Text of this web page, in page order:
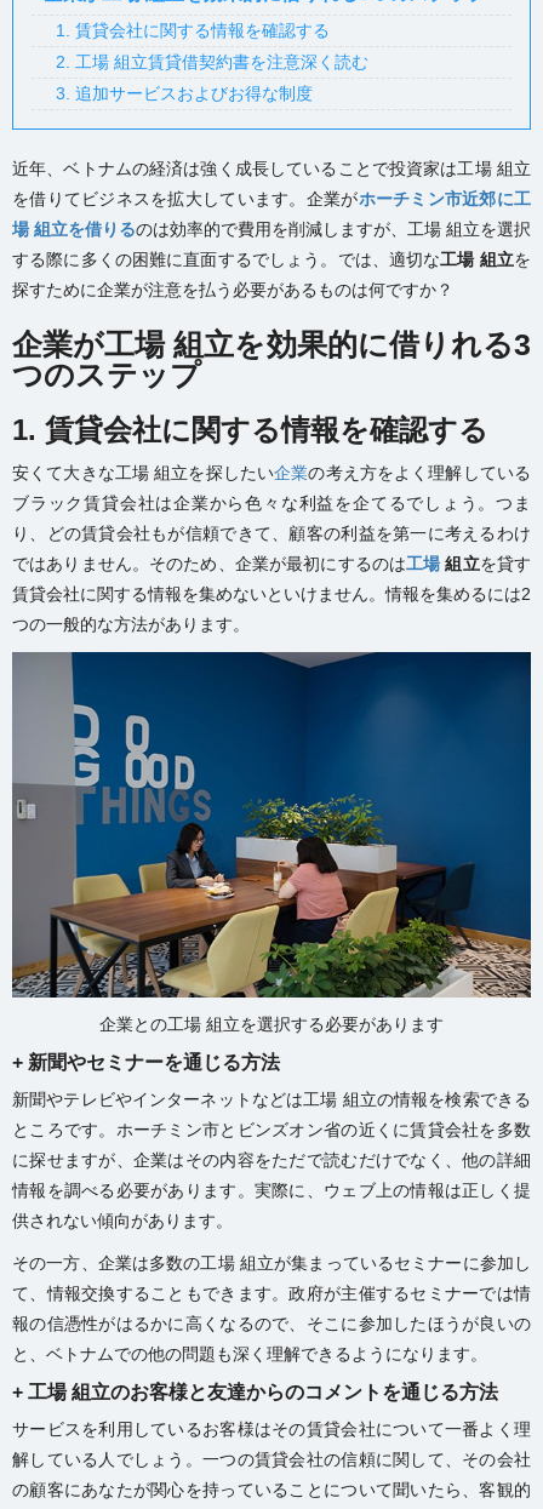
1. 賃貸会社に関する情報を確認する
2. 工場 組立賃貸借契約書を注意深く読む
3. 追加サービスおよびお得な制度
近年、ベトナムの経済は強く成長していることで投資家は工場 組立
を借りてビジネスを拡大しています。企業がホーチミン市近郊に工
場 組立を借りるのは効率的で費用を削減しますが、工場 組立を選択
する際に多くの困難に直面するでしょう。では、適切な工場 組立を
探すために企業が注意を払う必要があるものは何ですか？
企業が工場 組立を効果的に借りれる3
つのステップ
1. 賃貸会社に関する情報を確認する
安くて大きな工場 組立を探したい企業の考え方をよく理解している
ブラック賃貸会社は企業から色々な利益を企てるでしょう。つま
り、どの賃貸会社もが信頼できて、顧客の利益を第一に考えるわけ
ではありません。そのため、企業が最初にするのは工場 組立を貸す
賃貸会社に関する情報を集めないといけません。情報を集めるには2
つの一般的な方法があります。
企業との工場 組立を選択する必要があります
+ 新聞やセミナーを通じる方法
新聞やテレビやインターネットなどは工場 組立の情報を検索できる
ところです。ホーチミン市とビンズオン省の近くに賃貸会社を多数
に探せますが、企業はその内容をただで読むだけでなく、他の詳細
情報を調べる必要があります。実際に、ウェブ上の情報は正しく提
供されない傾向があります。
その一方、企業は多数の工場 組立が集まっているセミナーに参加し
て、情報交換することもできます。政府が主催するセミナーでは情
報の信憑性がはるかに高くなるので、そこに参加したほうが良いの
と、ベトナムでの他の問題も深く理解できるようになります。
+ 工場 組立のお客様と友達からのコメントを通じる方法
サービスを利用しているお客様はその賃貸会社について一番よく理
解している人でしょう。一つの賃貸会社の信頼に関して、その会社
の顧客にあなたが関心を持っていることについて聞いたら、客観的